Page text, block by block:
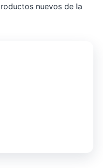
nuevos de la